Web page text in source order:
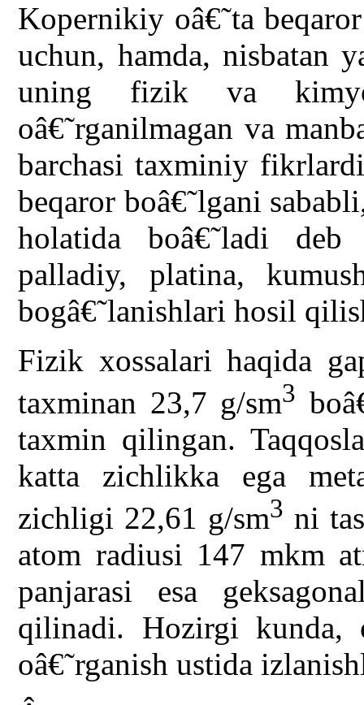
Kopernikiy oâ€˜ta
uchun, hamda, nisbatan
uning fizik va
oâ€˜rganilmagan va
barchasi taxminiy
beqaror boâ€˜lgani
holatida boâ€˜ladi
palladiy, platina,
bogâ€˜lanishlari hosil
Fizik xossalari haqida
taxminan 23,7 g/sm3
taxmin qilingan.
katta zichlikka ega
zichligi 22,61 g/sm3 ni
atom radiusi 147 mkm
panjarasi esa
qilinadi. Hozirgi kunda,
oâ€˜rganish ustida